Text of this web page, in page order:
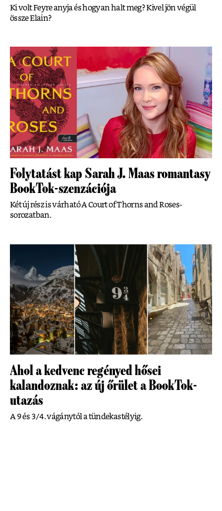
Ki volt Feyre anyja és hogyan halt meg? Kivel jön végül
össze Elain?
Folytatást kap Sarah J. Maas romantasy
BookTok-szenzációja
Két új rész is várható A Court of Thorns and Roses-
sorozatban.
Ahol a kedvenc regényed hősei
kalandoznak: az új őrület a BookTok-
utazás
A 9 és 3/4. vágánytól a tündekastélyig.